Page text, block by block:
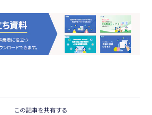
この記事を共有する